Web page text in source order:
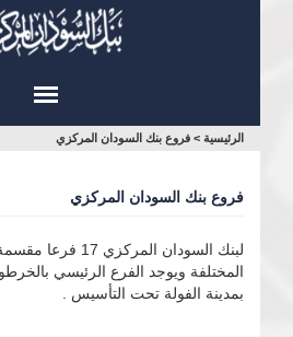
أنت
الرئيسية > فروع بنك السودان المركزي
فروع بنك السودان المركزي
لبنك السودان
المختلفة ويوجد الفرع الرئيسي
بمدينة الفولة تحت التأسيس .